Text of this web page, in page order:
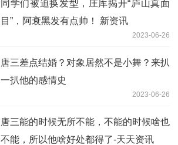
同学们被迫换发型，庄库揭开“庐山真面
目”，阿衰黑发有点帅！ 新资讯
2023-06-26
唐三差点结婚？对象居然不是小舞？来扒
一扒他的感情史
2023-06-26
唐三能的时候无所不能，不能的时候啥也
不能，所以他啥好处都得了-天天资讯